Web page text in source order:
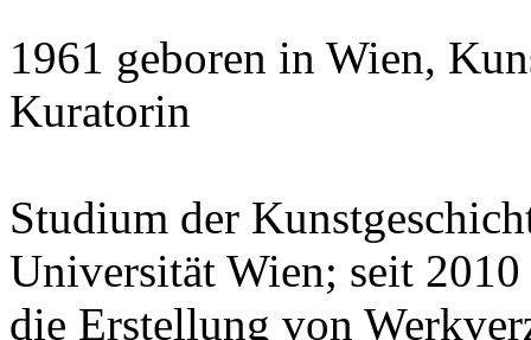
1961 geboren in Wien,
Kuratorin
Studium der
Universität Wien; seit
die Erstellung von